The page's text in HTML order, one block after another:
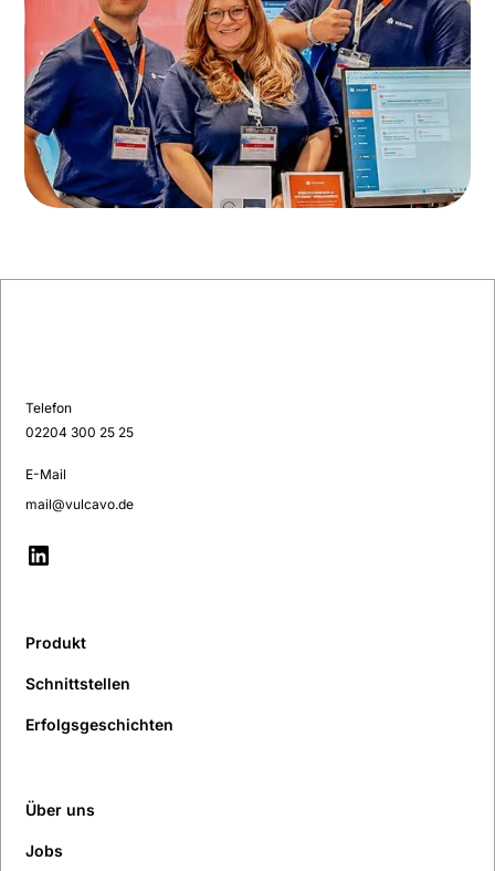
Telefon
02204 300 25 25
E-Mail
mail@vulcavo.de
Produkt
Schnittstellen
Erfolgsgeschichten
Über uns
Jobs